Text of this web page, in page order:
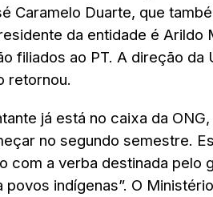
Caramelo Duarte, que
da entidade é Arildo
filiados ao PT. A direção da
retornou.
já está no caixa da
no segundo semestre.
com a verba destinada pelo
indígenas”. O